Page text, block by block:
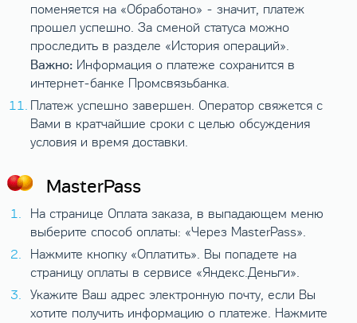
поменяется на «Обработано» - значит, платеж
прошел успешно. За сменой статуса можно
проследить в разделе «История операций».
Важно:Информация о платеже сохранится в
интернет-банке Промсвязьбанка.
Платеж успешно завершен. Оператор свяжется с
Вами в кратчайшие сроки с целью обсуждения
условия и время доставки.
MasterPass
На странице Оплата заказа, в выпадающем меню
выберите способ оплаты: «Через MasterPass».
Нажмите кнопку «Оплатить». Вы попадете на
страницу оплаты в сервисе «Яндекс.Деньги».
Укажите Ваш адрес электронную почту, если Вы
хотите получить информацию о платеже. Нажмите